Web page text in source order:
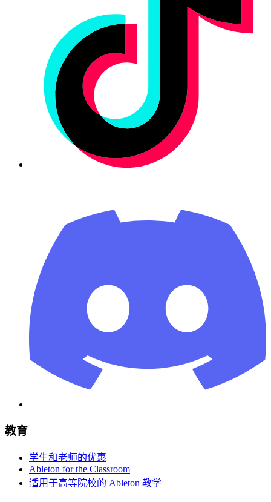
教育
学生和老师的优惠
Ableton for the Classroom
适用于高等院校的 Ableton 教学